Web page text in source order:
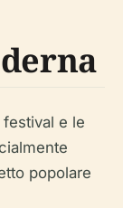
e le
popolare